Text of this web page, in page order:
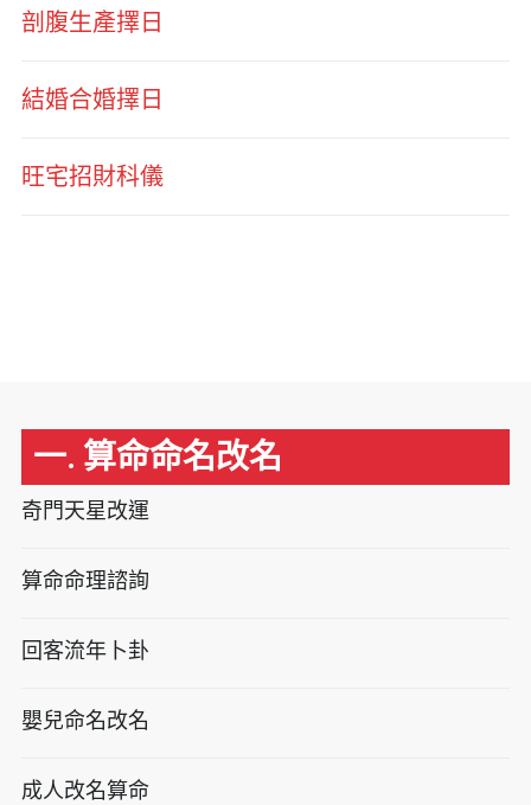
剖腹生產擇日
結婚合婚擇日
旺宅招財科儀
一. 算命命名改名
奇門天星改運
算命命理諮詢
回客流年卜卦
嬰兒命名改名
成人改名算命